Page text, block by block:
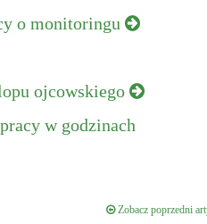
o monitoringu
ojcowskiego
w godzinach
Zobacz poprzedni